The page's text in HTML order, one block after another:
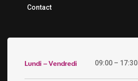
Contact
Lundi – Vendredi 09:00 – 17:30